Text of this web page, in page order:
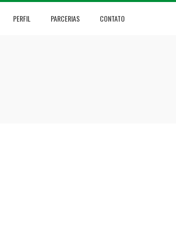
PERFIL PARCERIAS CONTATO